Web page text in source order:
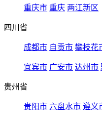
重庆市 重庆 两江新区
四川省
成都市 自贡市 攀枝花
宜宾市 广安市 达州市
贵州省
贵阳市 六盘水市 遵义